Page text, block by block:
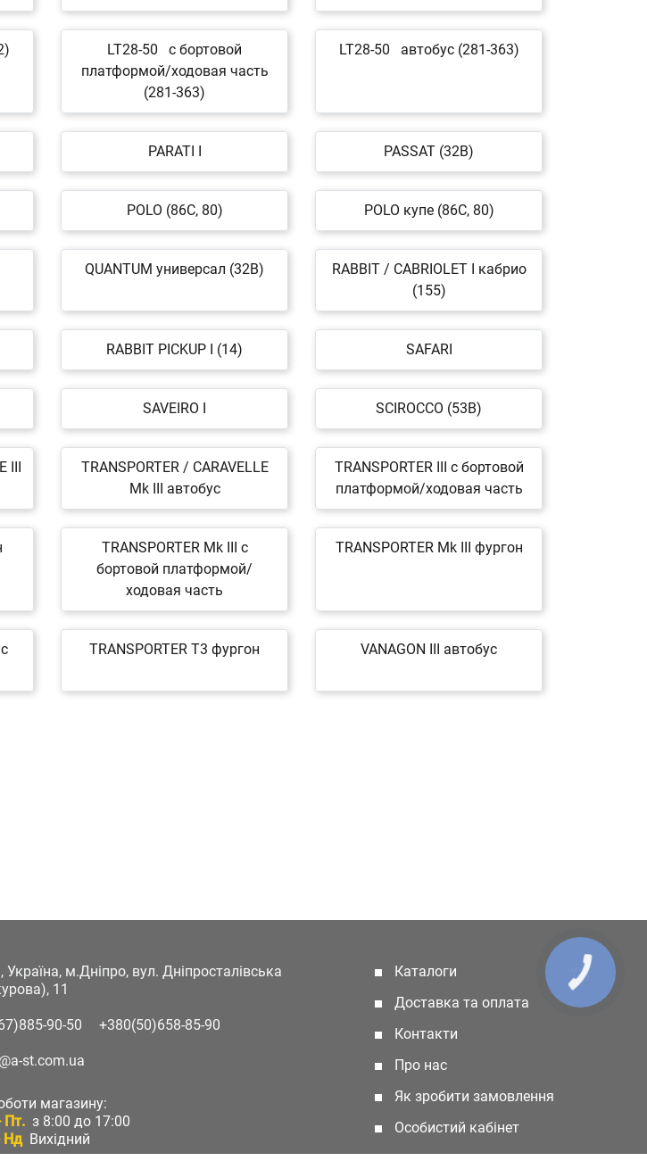
LT28-50 c бортовой
платформой/ходовая часть
(281-363)
LT28-50 автобус (281-363)
PARATI I PASSAT (32B)
POLO (86C, 80) POLO купе (86C, 80)
QUANTUM универсал (32B)
RABBIT / CABRIOLET I кабрио
(155)
RABBIT PICKUP I (14) SAFARI
SAVEIRO I SCIROCCO (53B)
III
TRANSPORTER / CARAVELLE
Mk III автобус
TRANSPORTER III c бортовой
платформой/ходовая часть
TRANSPORTER Mk III c
бортовой платформой/
ходовая часть
TRANSPORTER Mk III фургон
TRANSPORTER T3 фургон VANAGON III автобус
Україна, м.Дніпро, вул. Дніпросталівська
11
90-50 +380(50)658-85-90
st.com.ua
магазину:
Пт. з 8:00 до 17:00
Нд Вихідний
Каталоги
Доставка та оплата
Контакти
Про нас
Як зробити замовлення
Особистий кабінет
КНОПКА
ЗВ'ЯЗКУ